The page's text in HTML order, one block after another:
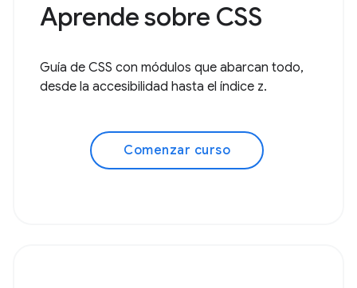
Aprende sobre CSS
Guía de CSS con módulos que abarcan todo,
desde la accesibilidad hasta el índice z.
Comenzar curso